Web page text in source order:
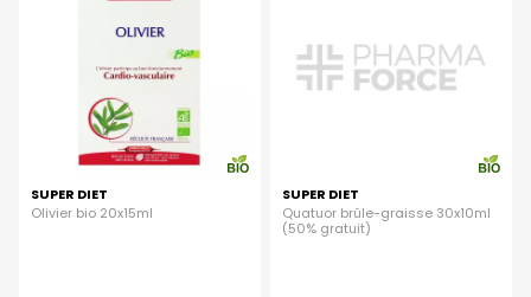
SUPER DIET
Olivier bio 20x15ml
SUPER DIET
Quatuor brûle-graisse 30x10ml
(50% gratuit)